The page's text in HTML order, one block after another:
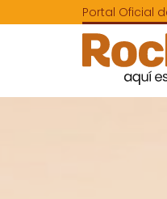
Portal Oficial